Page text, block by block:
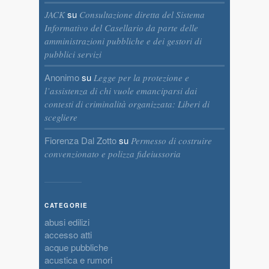
JACKsu Consultazione diretta del Sistema
Informativo del Casellario da parte delle
amministrazioni pubbliche e dei gestori di
pubblici servizi
Anonimosu Legge per la protezione e
l’assistenza di chi vuole emanciparsi dai
contesti di criminalità organizzata: Liberi di
scegliere
Fiorenza Dal Zottosu Permesso di costruire
convenzionato e polizza fideiussoria
CATEGORIE
abusi edilizi
accesso atti
acque pubbliche
acustica e rumori